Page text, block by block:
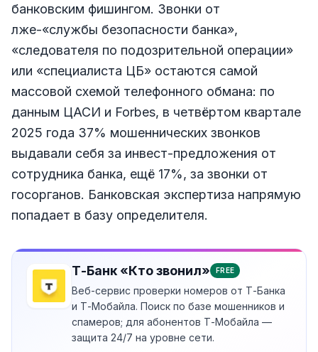
банковским фишингом. Звонки от
лже-«службы безопасности банка»,
«следователя по подозрительной операции»
или «специалиста ЦБ» остаются самой
массовой схемой телефонного обмана: по
данным ЦАСИ и Forbes, в четвёртом квартале
2025 года 37% мошеннических звонков
выдавали себя за инвест-предложения от
сотрудника банка, ещё 17%, за звонки от
госорганов. Банковская экспертиза напрямую
попадает в базу определителя.
Т-Банк «Кто звонил» FREE
Веб-сервис проверки номеров от Т-Банка
и Т-Мобайла. Поиск по базе мошенников и
спамеров; для абонентов Т-Мобайла —
защита 24/7 на уровне сети.